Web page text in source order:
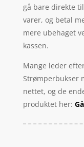
gå bare direkte
varer, og betal
mere ubehaget
kassen.
Mange leder
Strømperbukser
nettet, og de
produktet her: